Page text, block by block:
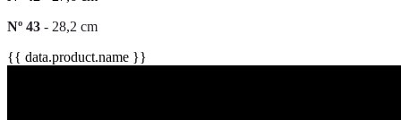
Nº 43 - 28,2 cm
{{ data.product.name }}